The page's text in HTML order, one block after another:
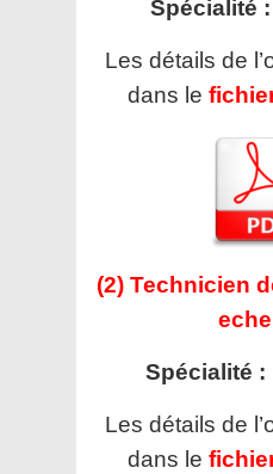
Spécialité :
Les détails de
dans le
(2) Technicien
Spécialité :
Les détails de
dans le